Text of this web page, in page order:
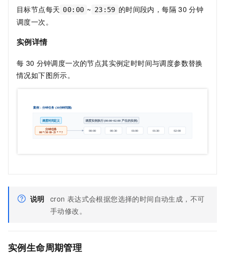
目标节点每天 00:00 ~ 23:59 的时间段内，每隔 30 分钟
调度一次。
实例详情
每 30 分钟调度一次的节点其实例定时时间与调度参数替换
情况如下图所示。
说明 cron 表达式会根据您选择的时间自动生成，不可
手动修改。
实例生命周期管理